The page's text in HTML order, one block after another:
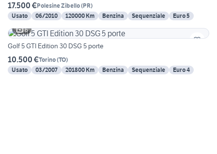
17.500 €Polesine Zibello(PR)
Usato
06/2010 120000 Km Benzina Sequenziale
Euro 5
6
Golf 5 GTI Edition 30 DSG 5 porte
10.500 €Torino(TO)
Usato
03/2007 201800 Km Benzina Sequenziale Euro 4